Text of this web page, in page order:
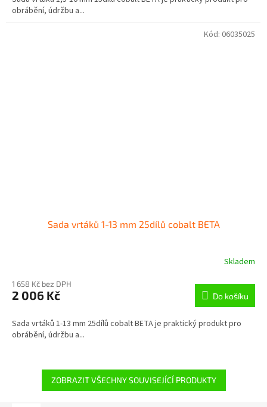
obrábění, údržbu a...
Sada vrtáků 1-13 mm 25dílů cobalt BETA
Skladem
1 658 Kč bez DPH
2 006 Kč Do košíku
Sada vrtáků 1-13 mm 25dílů cobalt BETA je praktický produkt pro
obrábění, údržbu a...
Kód: 06035025
ZOBRAZIT VŠECHNY SOUVISEJÍCÍ PRODUKTY